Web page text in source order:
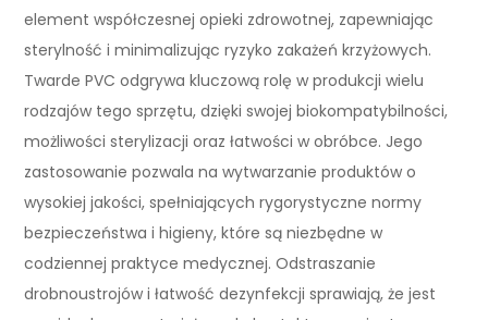
element współczesnej opieki zdrowotnej, zapewniając
sterylność i minimalizując ryzyko zakażeń krzyżowych.
Twarde PVC odgrywa kluczową rolę w produkcji wielu
rodzajów tego sprzętu, dzięki swojej biokompatybilności,
możliwości sterylizacji oraz łatwości w obróbce. Jego
zastosowanie pozwala na wytwarzanie produktów o
wysokiej jakości, spełniających rygorystyczne normy
bezpieczeństwa i higieny, które są niezbędne w
codziennej praktyce medycznej. Odstraszanie
drobnoustrojów i łatwość dezynfekcji sprawiają, że jest